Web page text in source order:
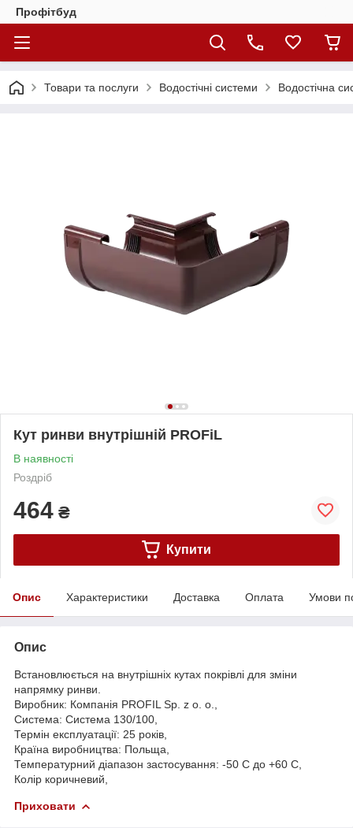
Профітбуд
Товари та послуги Водостічні системи Водостічна
Кут ринви внутрішній PROFiL
В наявності
Роздріб
464 ₴
Купити
Опис Характеристики Доставка Оплата Умови
Опис
Встановлюється на внутрішніх кутах покрівлі для зміни
напрямку ринви.
Виробник: Компанія PROFIL Sp. z o. o.,
Система: Система 130/100,
Термін експлуатації: 25 років,
Країна виробництва: Польща,
Температурний діапазон застосування: -50 С до +60 С,
Колір коричневий,
Приховати